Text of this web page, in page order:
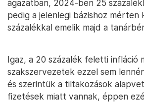
ágazatban, 2024-ben 25
pedig a jelenlegi bázishoz mérten
százalékkal emelik majd a
Igaz, a 20 százalék feletti infláció
szakszervezetek ezzel sem
és szerintük a tiltakozások
fizetések miatt vannak, éppen